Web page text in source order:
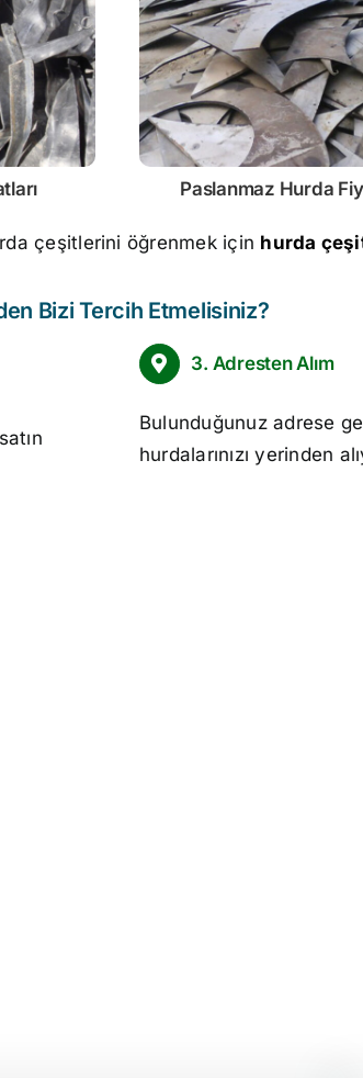
Paslanmaz Hurda
çeşitlerini öğrenmek için hurda
Bizi Tercih Etmelisiniz?
3. Adresten Alım
Bulunduğunuz adrese
hurdalarınızı yerinden